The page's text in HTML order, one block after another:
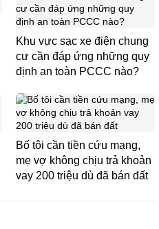
Khu vực sạc xe điện chung
cư cần đáp ứng những quy
định an toàn PCCC nào?
Bố tôi cần tiền cứu mạng,
mẹ vợ không chịu trả khoản
vay 200 triệu dù đã bán đất